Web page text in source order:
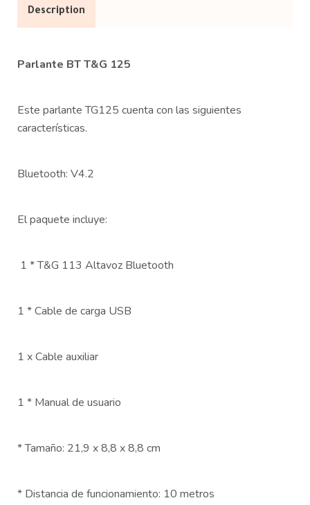
Description
Parlante BT T&G 125
Este parlante TG125 cuenta con las siguientes
características.
Bluetooth: V4.2
El paquete incluye:
1 * T&G 113 Altavoz Bluetooth
1 * Cable de carga USB
1 x Cable auxiliar
1 * Manual de usuario
* Tamaño: 21,9 x 8,8 x 8,8 cm
* Distancia de funcionamiento: 10 metros